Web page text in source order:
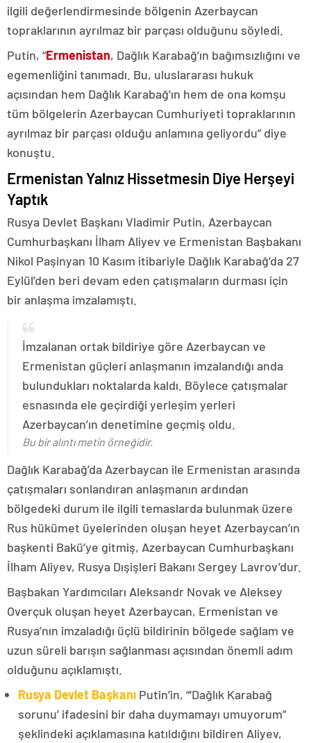
ilgili değerlendirmesinde bölgenin Azerbaycan
topraklarının ayrılmaz bir parçası olduğunu söyledi.
Putin, “Ermenistan, Dağlık Karabağ’ın bağımsızlığını ve
egemenliğini tanımadı. Bu, uluslararası hukuk
açısından hem Dağlık Karabağ’ın hem de ona komşu
tüm bölgelerin Azerbaycan Cumhuriyeti topraklarının
ayrılmaz bir parçası olduğu anlamına geliyordu” diye
konuştu.
Ermenistan Yalnız Hissetmesin Diye Herşeyi
Yaptık
Rusya Devlet Başkanı Vladimir Putin, Azerbaycan
Cumhurbaşkanı İlham Aliyev ve Ermenistan Başbakanı
Nikol Paşinyan 10 Kasım itibariyle Dağlık Karabağ’da 27
Eylül’den beri devam eden çatışmaların durması için
bir anlaşma imzalamıştı.
İmzalanan ortak bildiriye göre Azerbaycan ve
Ermenistan güçleri anlaşmanın imzalandığı anda
bulundukları noktalarda kaldı. Böylece çatışmalar
esnasında ele geçirdiği yerleşim yerleri
Azerbaycan’ın denetimine geçmiş oldu.
Bu bir alıntı metin örneğidir.
Dağlık Karabağ’da Azerbaycan ile Ermenistan arasında
çatışmaları sonlandıran anlaşmanın ardından
bölgedeki durum ile ilgili temaslarda bulunmak üzere
Rus hükümet üyelerinden oluşan heyet Azerbaycan’ın
başkenti Bakü’ye gitmiş, Azerbaycan Cumhurbaşkanı
İlham Aliyev, Rusya Dışişleri Bakanı Sergey Lavrov’dur.
Başbakan Yardımcıları Aleksandr Novak ve Aleksey
Overçuk oluşan heyet Azerbaycan, Ermenistan ve
Rusya’nın imzaladığı üçlü bildirinin bölgede sağlam ve
uzun süreli barışın sağlanması açısından önemli adım
olduğunu açıklamıştı.
Rusya Devlet Başkanı Putin’in, “‘Dağlık Karabağ
sorunu’ ifadesini bir daha duymamayı umuyorum”
şeklindeki açıklamasına katıldığını bildiren Aliyev,